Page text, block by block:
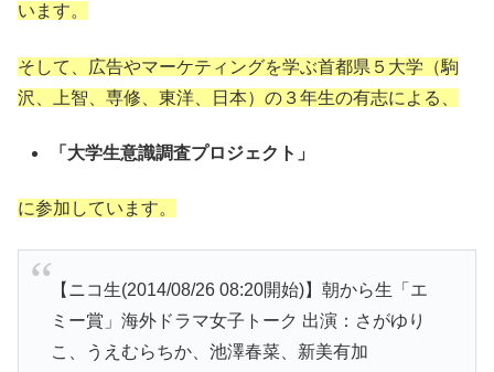
います。
そして、広告やマーケティングを学ぶ首都県５大学（駒
沢、上智、専修、東洋、日本）の３年生の有志による、
「大学生意識調査プロジェクト」
に参加しています。
【ニコ生(2014/08/26 08:20開始)】朝から生「エ
ミー賞」海外ドラマ女子トーク 出演：さがゆり
こ、うえむらちか、池澤春菜、新美有加